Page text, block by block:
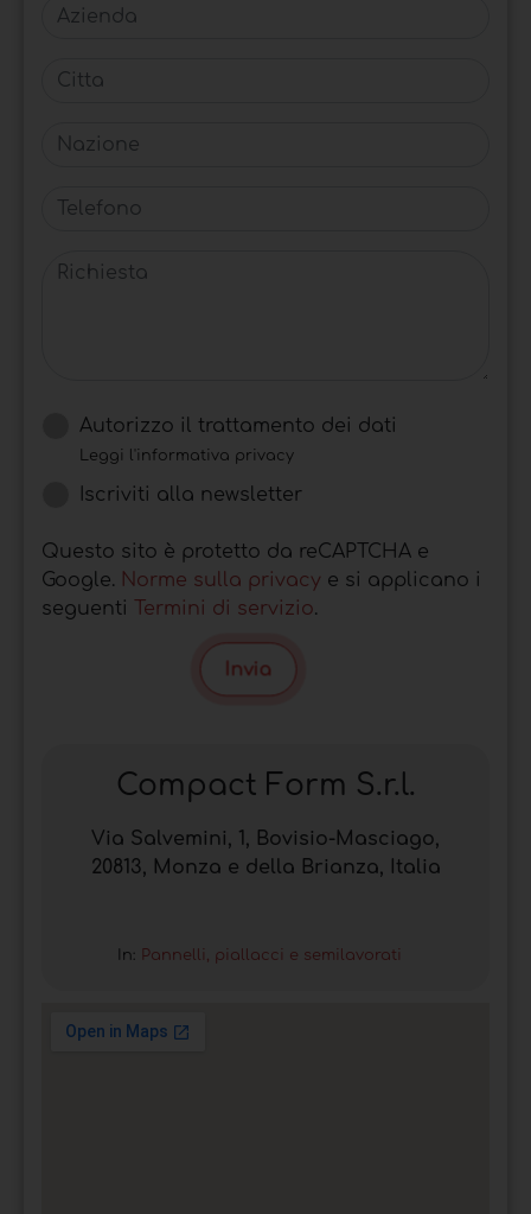
Azienda
Citta
Nazione
Telefono
Richiesta
Autorizzo il trattamento dei dati
Leggi l'informativa privacy
Iscriviti alla newsletter
Questo sito è protetto da reCAPTCHA e
Google. Norme sulla privacy e si applicano i
seguenti
Termini di servizio.
Invia
Compact Form S.r.l.
Via Salvemini, 1, Bovisio-Masciago,
20813, Monza e della Brianza, Italia
In: Pannelli, piallacci e semilavorati